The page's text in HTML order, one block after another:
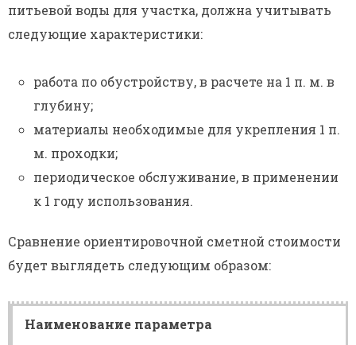
питьевой воды для участка, должна учитывать
следующие характеристики:
работа по обустройству, в расчете на 1 п. м. в
глубину;
материалы необходимые для укрепления 1 п.
м. проходки;
периодическое обслуживание, в применении
к 1 году использования.
Сравнение ориентировочной сметной стоимости
будет выглядеть следующим образом:
Наименование параметра